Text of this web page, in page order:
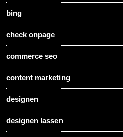
bing
check onpage
commerce seo
content marketing
designen
designen lassen